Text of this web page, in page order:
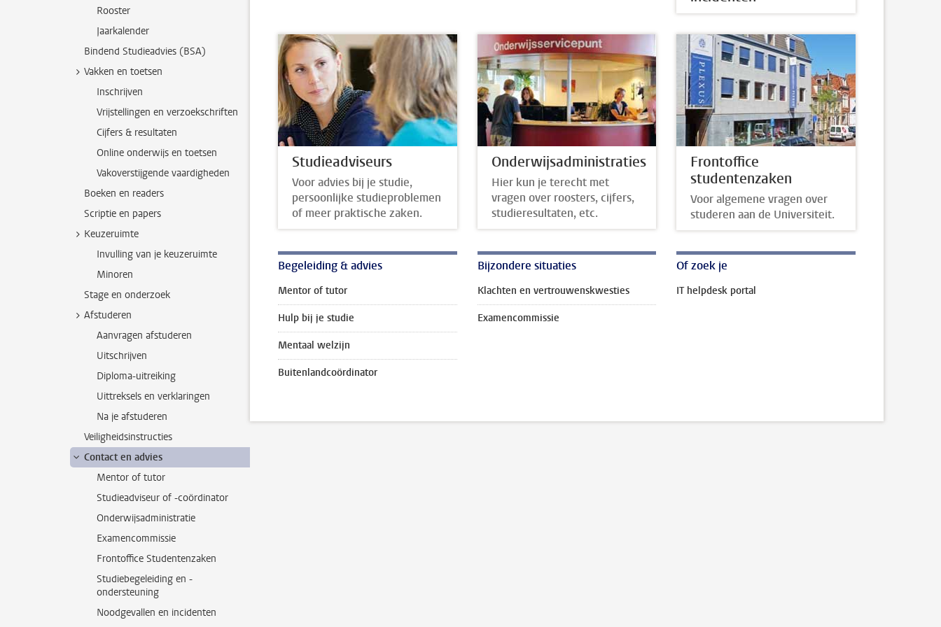
Rooster
Jaarkalender
Bindend Studieadvies (BSA)
Vakken en toetsen
Inschrijven
Vrijstellingen en verzoekschriften
Cijfers & resultaten
Online onderwijs en toetsen
Vakoverstijgende vaardigheden
Boeken en readers
Scriptie en papers
Keuzeruimte
Invulling van je keuzeruimte
Minoren
Stage en onderzoek
Afstuderen
Aanvragen afstuderen
Uitschrijven
Diploma-uitreiking
Uittreksels en verklaringen
Na je afstuderen
Veiligheidsinstructies
Contact en advies
Mentor of tutor
Studieadviseur of -coördinator
Onderwijsadministratie
Examencommissie
Frontoffice Studentenzaken
Studiebegeleiding en -
ondersteuning
Noodgevallen en incidenten
Studieadviseurs
Voor advies bij je studie,
persoonlijke studieproblemen
of meer praktische zaken.
Onderwijsadministraties
Hier kun je terecht met
vragen over roosters, cijfers,
studieresultaten, etc.
Frontoffice
studentenzaken
Voor algemene vragen over
studeren aan de Universiteit.
Begeleiding & advies
Mentor of tutor
Hulp bij je studie
Mentaal welzijn
Buitenlandcoördinator
Bijzondere situaties
Klachten en vertrouwenskwesties
Examencommissie
Of zoek je
IT helpdesk portal